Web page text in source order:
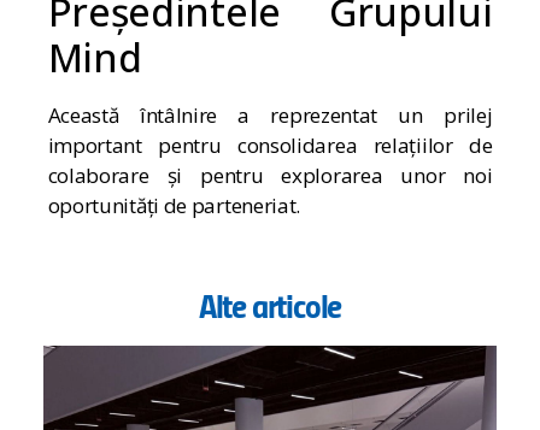
Președintele Grupului
Mind
Această întâlnire a reprezentat un prilej
important pentru consolidarea relațiilor de
colaborare și pentru explorarea unor noi
oportunități de parteneriat.
Alte articole